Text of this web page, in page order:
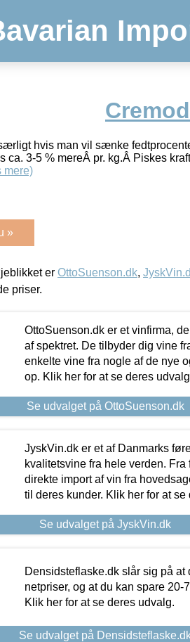
hvis man vil sænke
ca. 3-5 % mereÂ pr. kg.Â Piskes
mere)
»
er OttoSuenson.dk,
priser.
OttoSuenson.dk er et vinfirma,
af spektret. De tilbyder dig vine
enkelte vine fra nogle af de nye
op. Klik her for at se deres
Se udvalget på OttoSuenson.dk
JyskVin.dk er et af Danmarks
kvalitetsvine fra hele verden.
direkte import af vin fra
til deres kunder. Klik her for at se
Se udvalget på JyskVin.dk
Densidsteflaske.dk slår sig på
netpriser, og at du kan spare
Klik her for at se deres udvalg.
Se udvalget på